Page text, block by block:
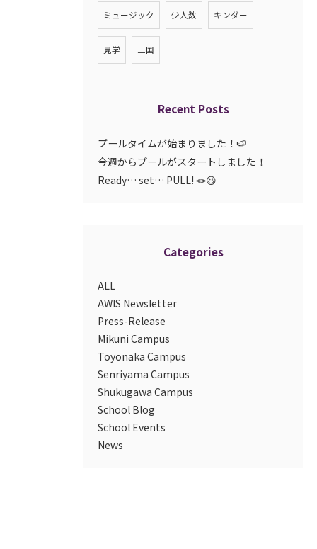
Categories
ALL
AWIS Newsletter
Press-Release
Mikuni Campus
Toyonaka Campus
Senriyama Campus
Shukugawa Campus
School Blog
School Events
News
Recent Posts
プールタイムが始まりました！🍉
今週からプールがスタートしました！
Ready… set… PULL! 🪢😆
ミュージック 少人数 キンダー
見学 三国